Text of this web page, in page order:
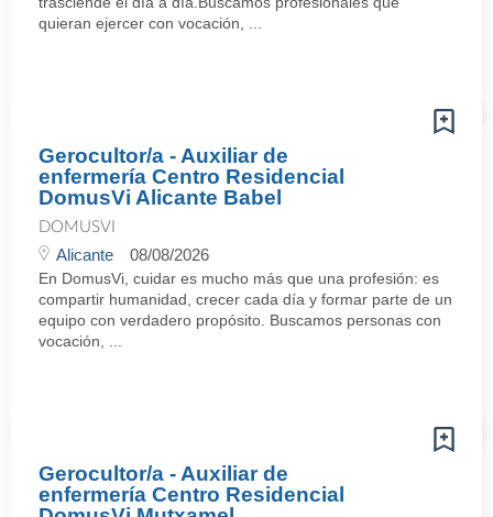
quieran ejercer con vocación, ...
Gerocultor/a - Auxiliar de
enfermería Centro Residencial
DomusVi Alicante Babel
DOMUSVI
Alicante 08/08/2026
En DomusVi, cuidar es mucho más que una profesión: es
compartir humanidad, crecer cada día y formar parte de un
equipo con verdadero propósito. Buscamos personas con
vocación, ...
Gerocultor/a - Auxiliar de
enfermería Centro Residencial